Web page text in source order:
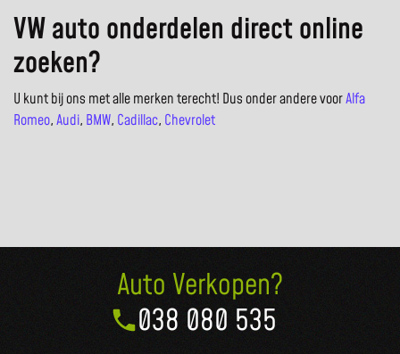
VW auto onderdelen direct online
zoeken?
U kunt bij ons met alle merken terecht! Dus onder andere voorAlfa
Romeo,Audi, BMW, Cadillac, Chevrolet
Auto Verkopen?
038 080 535